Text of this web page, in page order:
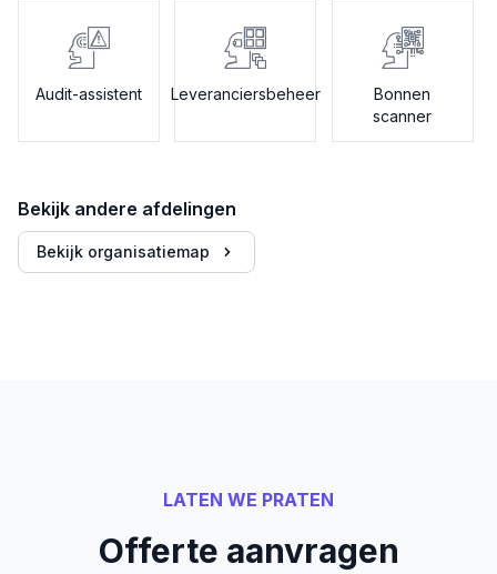
Audit-assistent Leveranciersbeheer
Bonnen
scanner
Bekijk andere afdelingen
Bekijk organisatiemap
LATEN WE PRATEN
Offerte aanvragen